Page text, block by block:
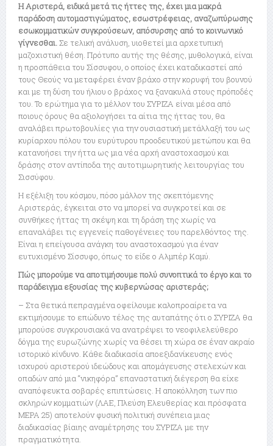
Η Αριστερά, ειδικά μετά τις ήττες της, έχει μια μακρά
παράδοση αυτομαστιγώματος, εσωστρέφειας, αναζωπύρωσης
εσωκομματικών συγκρούσεων, απόσυρσης από το κοινωνικό
γίγνεσθαι.Σε τελική ανάλυση, υιοθετεί μια αρχετυπική
μαζοχιστική θέση. Πρότυπο αυτής της θέσης, μυθολογικά, είναι
η προσπάθεια του Σίσσυφου, ο οποίος έχει καταδικαστεί από
τους Θεούς να μεταφέρει έναν βράχο στην κορυφή του βουνού
και με τη δύση του ήλιου ο βράχος να ξανακυλά στους πρόποδές
του. Το ερώτημα για το μέλλον του ΣΥΡΙΖΑ είναι μέσα από
ποιους όρους θα αξιολογήσει τα αίτια της ήττας του, θα
αναλάβει πρωτοβουλίες για την ουσιαστική μετάλλαξή του ως
κυρίαρχου πόλου του ευρύτυρου προοδευτικού μετώπου και θα
κατανοήσει την ήττα ως μια νέα αρχή αναστοχασμού και
δράσης στον αντίποδα της αυτοτιμωρητικής λειτουργίας του
Σισσύφου.
Η εξέλιξη του κόσμου, πόσο μάλλον της σκεπτόμενης
Αριστεράς, έγκειται στο να μπορεί να συγκροτεί και σε
συνθήκες ήττας τη σκέψη και τη δράση της χωρίς να
επαναλάβει τις εγγενείς παθογένειες του παρελθόντος της.
Είναι η επείγουσα ανάγκη του αναστοχασμού για έναν
ευτυχισμένο Σίσσυφο, όπως το είδε ο Αλμπέρ Καμύ.
Πώς μπορούμε να αποτιμήσουμε πολύ συνοπτικά το έργο και το
παράδειγμα εξουσίας της κυβερνώσας αριστεράς;
– Στα θετικά πεπραγμένα οφείλουμε καλοπροαίρετα να
εκτιμήσουμε το επώδυνο τέλος της αυταπάτης ότι ο ΣΥΡΙΖΑ θα
μπορούσε συγκρουσιακά να ανατρέψει το νεοφιλελεύθερο
δόγμα της ευρωζώνης χωρίς να θέσει τη χώρα σε έναν ακραίο
ιστορικό κίνδυνο. Κάθε διαδικασία αποεξιδανίκευσης ενός
ισχυρού αριστερού ιδεώδους και απομάγευσης στελεχών και
οπαδών από μια “νικηφόρα” επαναστατική διέγερση θα είχε
αναπόφευκτα σοβαρές επιπτώσεις. Η αποκόλληση των πιο
σκληρών κομματιών (ΛΑΕ, Πλεύση Ελευθερίας και πρόσφατα
ΜΕΡΑ 25) αποτελούν φυσική πολιτική συνέπεια μιας
διαδικασίας βίαιης αναμέτρησης του ΣΥΡΙΖΑ με την
πραγματικότητα.